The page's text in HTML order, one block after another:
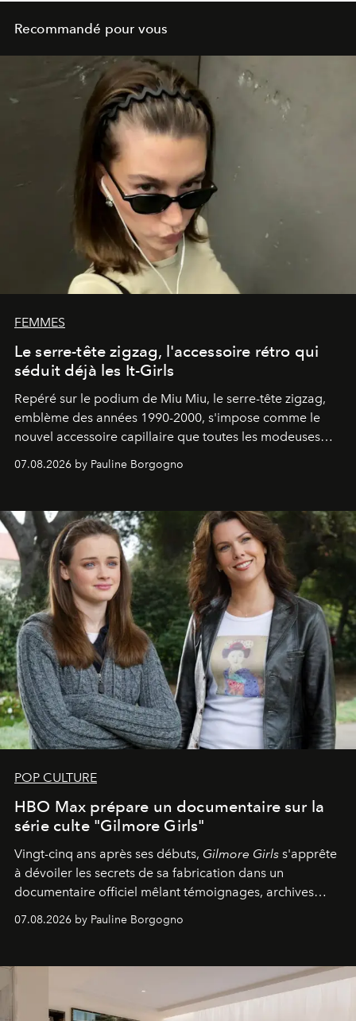
Recommandé pour vous
FEMMES
Le serre-tête zigzag, l'accessoire rétro qui
séduit déjà les It-Girls
Repéré sur le podium de Miu Miu, le serre-tête zigzag,
emblème des années 1990-2000, s'impose comme le
nouvel accessoire capillaire que toutes les modeuses
s'arrachent déjà.
07.08.2026 by Pauline Borgogno
POP CULTURE
HBO Max prépare un documentaire sur la
série culte "Gilmore Girls"
Vingt-cinq ans après ses débuts, Gilmore Girls s'apprête
à dévoiler les secrets de sa fabrication dans un
documentaire officiel mêlant témoignages, archives
inédites et plongée dans les coulisses d'un phénomène
générationnel.
07.08.2026 by Pauline Borgogno